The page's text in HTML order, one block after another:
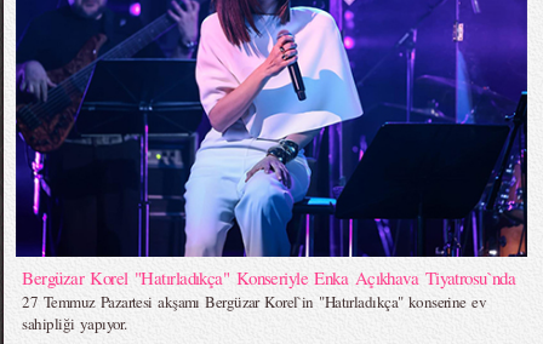
Bergüzar Korel "Hatırladıkça" Konseriyle Enka Açıkhava Tiyatrosu`nda
27 Temmuz Pazartesi akşamı Bergüzar Korel`in "Hatırladıkça" konserine ev
sahipliği yapıyor.